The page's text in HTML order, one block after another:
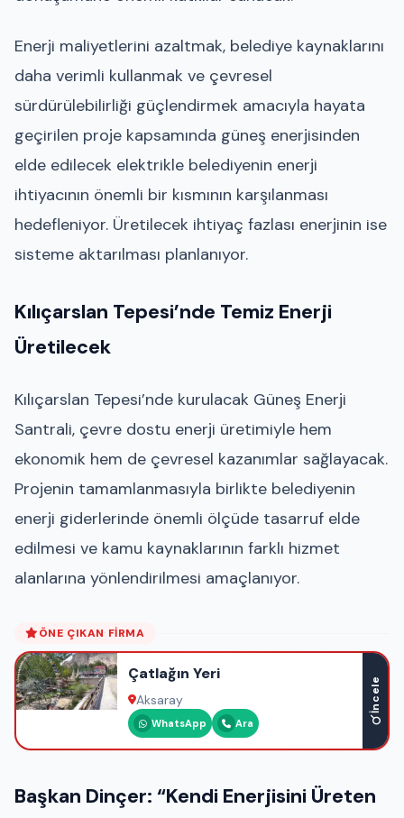
Enerji maliyetlerini azaltmak, belediye kaynaklarını
daha verimli kullanmak ve çevresel
sürdürülebilirliği güçlendirmek amacıyla hayata
geçirilen proje kapsamında güneş enerjisinden
elde edilecek elektrikle belediyenin enerji
ihtiyacının önemli bir kısmının karşılanması
hedefleniyor. Üretilecek ihtiyaç fazlası enerjinin ise
sisteme aktarılması planlanıyor.
Kılıçarslan Tepesi’nde Temiz Enerji
Üretilecek
Kılıçarslan Tepesi’nde kurulacak Güneş Enerji
Santrali, çevre dostu enerji üretimiyle hem
ekonomik hem de çevresel kazanımlar sağlayacak.
Projenin tamamlanmasıyla birlikte belediyenin
enerji giderlerinde önemli ölçüde tasarruf elde
edilmesi ve kamu kaynaklarının farklı hizmet
alanlarına yönlendirilmesi amaçlanıyor.
ÖNE ÇIKAN FIRMA
Çatlağın Yeri
Aksaray
WhatsApp Ara
İncele
Başkan Dinçer: “Kendi Enerjisini Üreten